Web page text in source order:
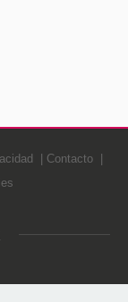
Contacto